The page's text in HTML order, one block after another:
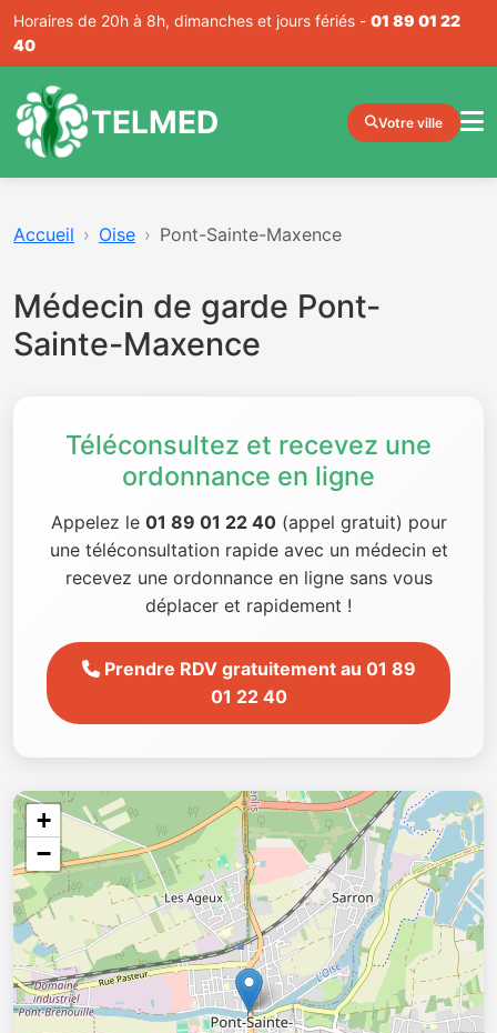
Horaires de 20h à 8h, dimanches et jours fériés - 01 89 01 22
40
TELMED Votre ville
Accueil Oise Pont-Sainte-Maxence
Médecin de garde Pont-
Sainte-Maxence
Téléconsultez et recevez une
ordonnance en ligne
Appelez le 01 89 01 22 40(appel gratuit) pour
une téléconsultation rapide avec un médecin et
recevez une ordonnance en ligne sans vous
déplacer et rapidement !
Prendre RDV gratuitement au 01 89
01 22 40
+
−